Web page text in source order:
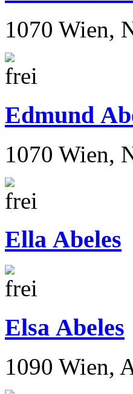
Edith Abeles
1070 Wien,
Edmund
1070 Wien,
Ella Abeles